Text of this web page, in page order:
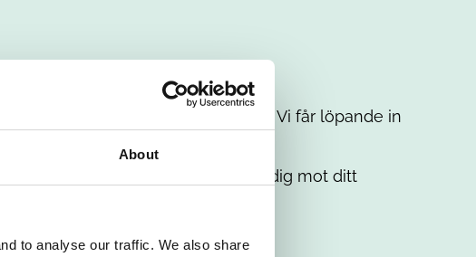
About
to analyse our traffic. We also share
ditt intresse. Misströsta inte. Vi får löpande in
Tillsammans matchar vi dig mot ditt